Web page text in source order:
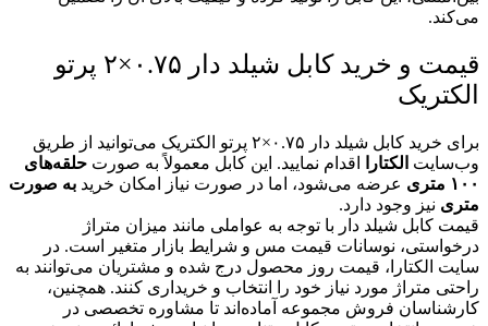
می‌کند.
قیمت و خرید کابل شیلد دار ۰.۷۵×۲ پرتو
الکتریک
برای خرید کابل شیلد دار ۰.۷۵×۲ پرتو الکتریک می‌توانید از طریق
وب‌سایت الکتارا اقدام نمایید. این کابل معمولاً به صورت حلقه‌های
۱۰۰ متری
عرضه می‌شود، اما در صورت نیاز امکان خرید به صورت
متری نیز وجود دارد.
قیمت کابل شیلد دار با توجه به عواملی مانند میزان متراژ
درخواستی، نوسانات قیمت مس و شرایط بازار متغیر است. در
سایت الکتارا، قیمت روز محصول درج شده و مشتریان می‌توانند به
راحتی متراژ مورد نیاز خود را انتخاب و خریداری کنند. همچنین،
کارشناسان فروش مجموعه آماده‌اند تا مشاوره تخصصی در